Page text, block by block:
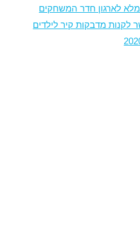
לארגון חדר המשחקים
לקנות מדבקות קיר לילדים